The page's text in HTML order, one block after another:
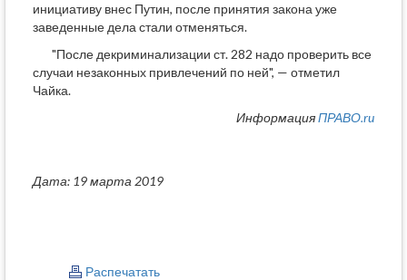
инициативу внес Путин, после принятия закона уже
заведенные дела стали отменяться.
"После декриминализации ст. 282 надо проверить все
случаи незаконных привлечений по ней", — отметил
Чайка.
ИнформацияПРАВО.ru
Дата: 19 марта 2019
Распечатать